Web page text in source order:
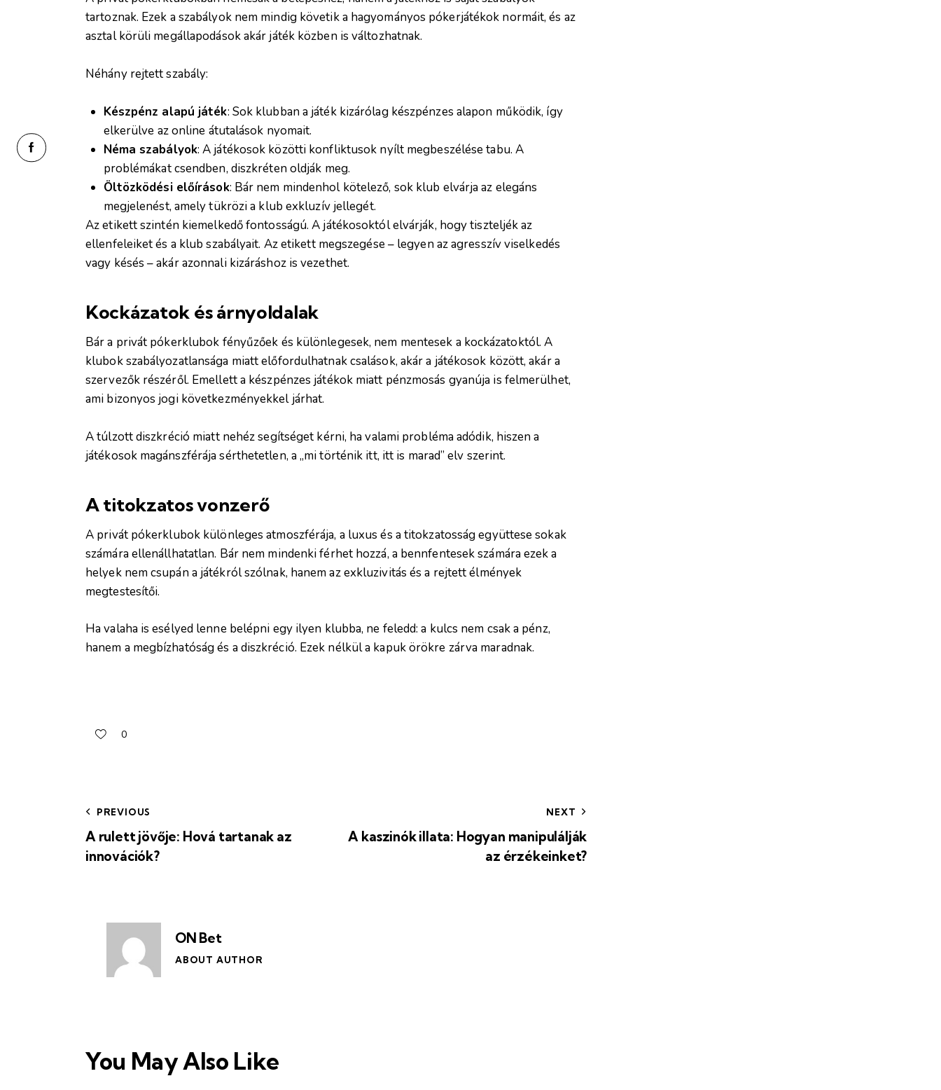
tartoznak. Ezek a szabályok nem mindig követik a hagyományos pókerjátékok normáit, és az
asztal körüli megállapodások akár játék közben is változhatnak.
Néhány rejtett szabály:
Készpénz alapú játék: Sok klubban a játék kizárólag készpénzes alapon működik, így
elkerülve az online átutalások nyomait.
Néma szabályok: A játékosok közötti konfliktusok nyílt megbeszélése tabu. A
problémákat csendben, diszkréten oldják meg.
Öltözködési előírások: Bár nem mindenhol kötelező, sok klub elvárja az elegáns
megjelenést, amely tükrözi a klub exkluzív jellegét.
Az etikett szintén kiemelkedő fontosságú. A játékosoktól elvárják, hogy tiszteljék az
ellenfeleiket és a klub szabályait. Az etikett megszegése – legyen az agresszív viselkedés
vagy késés – akár azonnali kizáráshoz is vezethet.
Kockázatok és árnyoldalak
Bár a privát pókerklubok fényűzőek és különlegesek, nem mentesek a kockázatoktól. A
klubok szabályozatlansága miatt előfordulhatnak csalások, akár a játékosok között, akár a
szervezők részéről. Emellett a készpénzes játékok miatt pénzmosás gyanúja is felmerülhet,
ami bizonyos jogi következményekkel járhat.
A túlzott diszkréció miatt nehéz segítséget kérni, ha valami probléma adódik, hiszen a
játékosok magánszférája sérthetetlen, a „mi történik itt, itt is marad” elv szerint.
A titokzatos vonzerő
A privát pókerklubok különleges atmoszférája, a luxus és a titokzatosság együttese sokak
számára ellenállhatatlan. Bár nem mindenki férhet hozzá, a bennfentesek számára ezek a
helyek nem csupán a játékról szólnak, hanem az exkluzivitás és a rejtett élmények
megtestesítői.
Ha valaha is esélyed lenne belépni egy ilyen klubba, ne feledd: a kulcs nem csak a pénz,
hanem a megbízhatóság és a diszkréció. Ezek nélkül a kapuk örökre zárva maradnak.
0
PREVIOUS
A rulett jövője: Hová tartanak az
innovációk?
NEXT
A kaszinók illata: Hogyan manipulálják
az érzékeinket?
ON Bet
ABOUT AUTHOR
You May Also Like